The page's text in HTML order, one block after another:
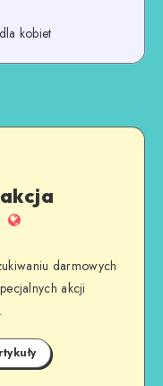
dla kobiet
darmowych
akcji